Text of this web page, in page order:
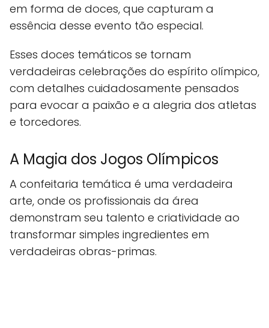
em forma de doces, que capturam a
essência desse evento tão especial.
Esses doces temáticos se tornam
verdadeiras celebrações do espírito olímpico,
com detalhes cuidadosamente pensados
para evocar a paixão e a alegria dos atletas
e torcedores.
A Magia dos Jogos Olímpicos
A confeitaria temática é uma verdadeira
arte, onde os profissionais da área
demonstram seu talento e criatividade ao
transformar simples ingredientes em
verdadeiras obras-primas.